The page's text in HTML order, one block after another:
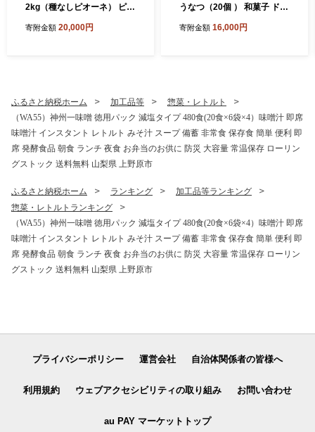
2kg（種なしピオーネ） ピオ
どう 葡萄 ブドウ 黒ぶどう 果
寄附金額 20,000円
うなつ（20個 ） 和菓子 ドー
ーツ あんこ 山梨県産 名菓 あ
寄附金額 16,000円
ふるさと納税ホーム 加工品等
惣菜・レトルト
（WA55）神州一味噌 徳用パック 減塩タイプ 480食(20食×6袋×4）味噌汁 即席
味噌汁 インスタント レトルト みそ汁 スープ 備蓄 非常食 保存食 簡単 便利 即
席 発酵食品 朝食 ランチ 夜食 お弁当のお供に 防災 大容量 常温保存 ローリン
グストック 送料無料 山梨県 上野原市
ふるさと納税ホーム ランキング
加工品等ランキング
惣菜・レトルトランキング
（WA55）神州一味噌 徳用パック 減塩タイプ 480食(20食×6袋×4）味噌汁 即席
味噌汁 インスタント レトルト みそ汁 スープ 備蓄 非常食 保存食 簡単 便利 即
席 発酵食品 朝食 ランチ 夜食 お弁当のお供に 防災 大容量 常温保存 ローリン
グストック 送料無料 山梨県 上野原市
プライバシーポリシー 運営会社 自治体関係者の皆様へ
利用規約 ウェブアクセシビリティの取り組み お問い合わせ
au PAY マーケットトップ